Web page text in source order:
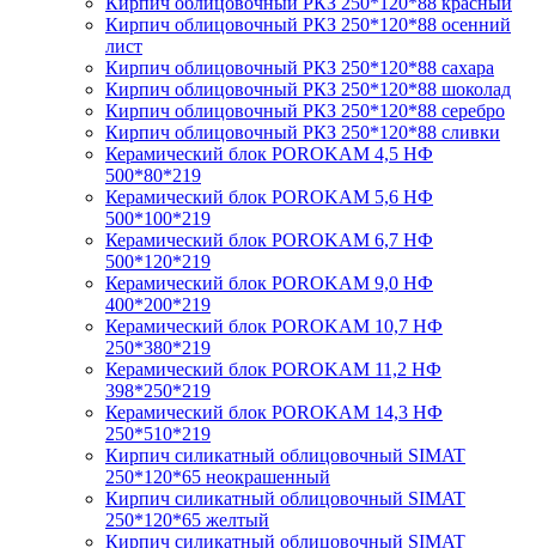
Кирпич облицовочный РКЗ 250*120*88 осенний
лист
Кирпич облицовочный РКЗ 250*120*88 сахара
Кирпич облицовочный РКЗ 250*120*88 шоколад
Кирпич облицовочный РКЗ 250*120*88 серебро
Кирпич облицовочный РКЗ 250*120*88 сливки
Керамический блок POROKAM 4,5 НФ
500*80*219
Керамический блок POROKAM 5,6 НФ
500*100*219
Керамический блок POROKAM 6,7 НФ
500*120*219
Керамический блок POROKAM 9,0 НФ
400*200*219
Керамический блок POROKAM 10,7 НФ
250*380*219
Керамический блок POROKAM 11,2 НФ
398*250*219
Керамический блок POROKAM 14,3 НФ
250*510*219
Кирпич силикатный облицовочный SIMAT
250*120*65 неокрашенный
Кирпич силикатный облицовочный SIMAT
250*120*65 желтый
Кирпич силикатный облицовочный SIMAT